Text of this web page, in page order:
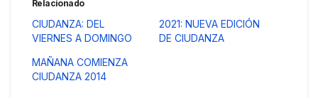
Relacionado
CIUDANZA: DEL
VIERNES A DOMINGO
2021: NUEVA EDICIÓN
DE CIUDANZA
MAÑANA COMIENZA
CIUDANZA 2014